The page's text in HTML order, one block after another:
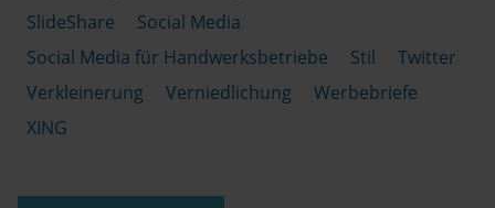
SlideShare
Social Media
Social Media für Handwerksbetriebe
Stil
Twitter
Verkleinerung
Verniedlichung
Werbebriefe
XING